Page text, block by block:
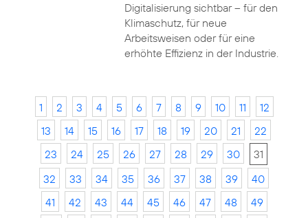
Digitalisierung sichtbar – für den
Klimaschutz, für neue
Arbeitsweisen oder für eine
erhöhte Effizienz in der Industrie.
1 2 3 4 5 6 7 8 9 10 11
12
13
14 15 16 17 18 19 20 21
22
23
24 25 26 27 28 29 30
31
32
33 34 35 36 37 38 39
40
41
42 43 44 45 46 47 48
49